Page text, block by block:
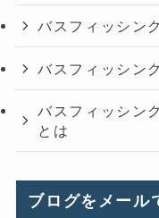
バスフィッシン
バスフィッシン
バスフィッシン
とは
ブログをメール